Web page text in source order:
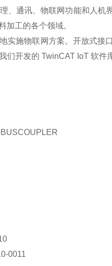
、通讯、物联网功能和人机
加工的各个领域。
实施物联网方案。开放式接
们开发的 TwinCAT IoT 软
0011